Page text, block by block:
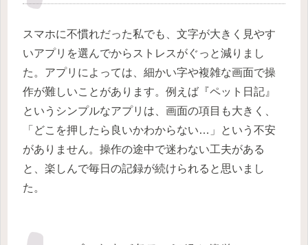
スマホに不慣れだった私でも、文字が大きく見やす
いアプリを選んでからストレスがぐっと減りまし
た。アプリによっては、細かい字や複雑な画面で操
作が難しいことがあります。例えば『ペット日記』
というシンプルなアプリは、画面の項目も大きく、
「どこを押したら良いかわからない…」という不安
がありません。操作の途中で迷わない工夫がある
と、楽しんで毎日の記録が続けられると思いまし
た。